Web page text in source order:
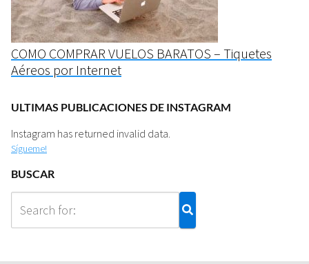
COMO COMPRAR VUELOS BARATOS – Tiquetes
Aéreos por Internet
ULTIMAS PUBLICACIONES DE INSTAGRAM
Instagram has returned invalid data.
Sígueme!
BUSCAR